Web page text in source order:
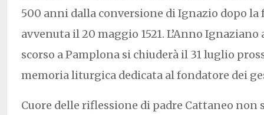
500 anni dalla conversione di Ignazio dopo la
avvenuta il 20 maggio 1521. L’Anno
scorso a Pamplona si chiuderà il 31 luglio
memoria liturgica dedicata al fondatore dei
Cuore delle riflessione di padre Cattaneo non